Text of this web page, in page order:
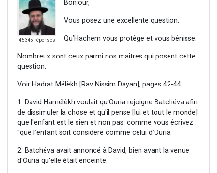
45345 réponses
Bonjour,
Vous posez une excellente question.
Qu’Hachem vous protège et vous bénisse.
Nombreux sont ceux parmi nos maîtres qui posent cette
question.
Voir Hadrat Mélèkh [Rav Nissim Dayan], pages 42-44.
1. David Hamélèkh voulait qu'Ouria rejoigne Batchéva afin
de dissimuler la chose et qu'il pense [lui et tout le monde]
que l'enfant est le sien et non pas, comme vous écrivez :
"que l’enfant soit considéré comme celui d’Ouria.
2. Batchéva avait annoncé à David, bien avant la venue
d'Ouria qu'elle était enceinte.